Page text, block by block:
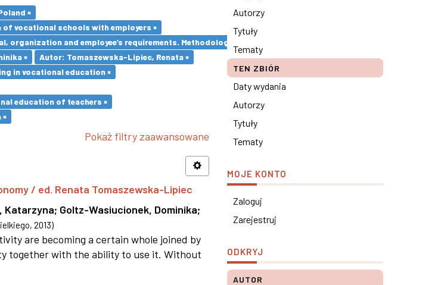
×
vocational schools with employers ×
and employee’s requirements. Methodological remarks ×
×
Autor: Tomaszewska-Lipiec, Renata ×
in vocational education ×
education of teachers ×
×
Pokaż filtry zaawansowane
/ ed. Renata Tomaszewska-Lipiec
Katarzyna; Goltz-Wasiucionek, Dominika;
, 2013)
are becoming a certain whole joined by
together with the ability to use it. Without
Autorzy
Tytuły
Tematy
TEN ZBIÓR
Daty wydania
Autorzy
Tytuły
Tematy
MOJE KONTO
Zaloguj
Zarejestruj
ODKRYJ
AUTOR